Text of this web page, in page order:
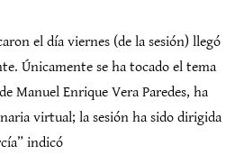
el día viernes (de la sesión) llegó
Únicamente se ha tocado el tema
Manuel Enrique Vera Paredes, ha
virtual; la sesión ha sido dirigida
indicó